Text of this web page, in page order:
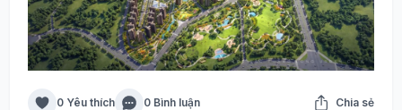
0 Yêu thích 0 Bình luận Chia sẻ